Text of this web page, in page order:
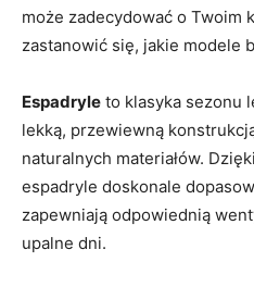
może zadecydować o Twoim
zastanowić się, jakie modele
Espadryle to ⁢klasyka sezonu‌
lekką, przewiewną
naturalnych materiałów.
espadryle doskonale
zapewniają ⁤odpowiednią
upalne ‍dni.